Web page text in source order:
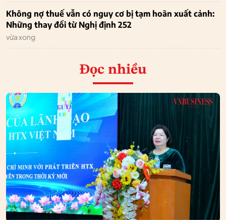
Không nợ thuế vẫn có nguy cơ bị tạm hoãn xuất cảnh:
Những thay đổi từ Nghị định 252
vừa xong
Đọc nhiều